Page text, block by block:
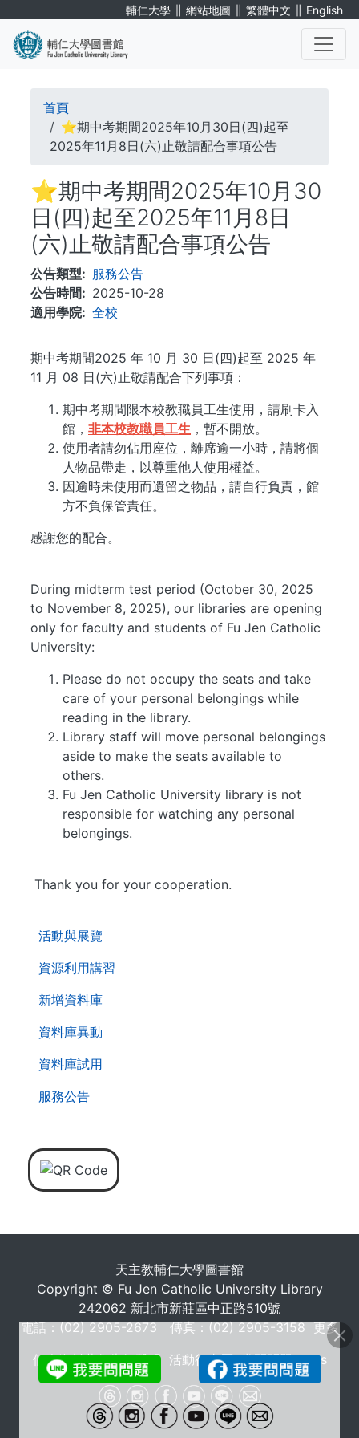
輔仁大學 ∥ 網站地圖 ∥ 繁體中文 ∥ English
活動與展覽
資源利用講習
新增資料庫
資料庫異動
資料庫試用
服務公告
導
航
結
首頁
⭐期中考期間2025年10月30日(四)起至
2025年11月8日(六)止敬請配合事項公告
⭐期中考期間2025年10月30
日(四)起至2025年11月8日
(六)止敬請配合事項公告
公告類型
服務公告
公告時間
2025-10-28
適用學院
全校
期中考期間2025 年 10 月 30 日(四)起至 2025 年
11 月 08 日(六)止敬請配合下列事項：
期中考期間限本校教職員工生使用，請刷卡入
館， 非本校教職員工生 ，暫不開放。
使用者請勿佔用座位，離席逾一小時，請將個
人物品帶走，以尊重他人使用權益。
因逾時未使用而遺留之物品，請自行負責，館
方不負保管責任。
感謝您的配合。
During midterm test period (October 30, 2025
to November 8, 2025), our libraries are opening
only for faculty and students of Fu Jen Catholic
University:
Please do not occupy the seats and take
care of your personal belongings while
reading in the library.
Library staff will move personal belongings
aside to make the seats available to
others.
Fu Jen Catholic University library is not
responsible for watching any personal
belongings.
Thank you for your cooperation.
天主教輔仁大學圖書館
Copyright © Fu Jen Catholic University Library
242062 新北市新莊區中正路510號
電話：(02) 2905-2673 傳真：(02) 2905-3158更多
個人資料蒐集告知聲明 活動行事曆 常問問題 FAQs